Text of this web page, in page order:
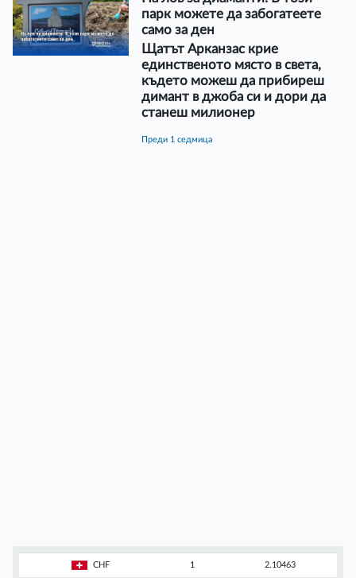
парк можете да забогатеете
само за ден
Щатът Арканзас крие
единственото място в света,
където можеш да прибиреш
димант в джоба си и дори да
станеш милионер
преди 1 седмица
CHF 1 2.10463